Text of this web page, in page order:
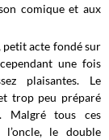
comique et aux
petit acte fondé sur
une fois
plaisantes. Le
trop peu préparé
Malgré tous ces
le double